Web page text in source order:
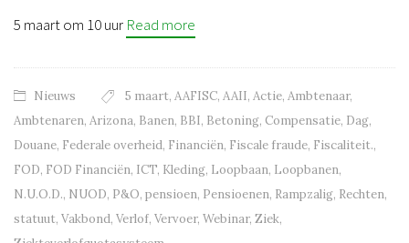
5 maart om 10 uur Read more
Nieuws 5 maart, AAFISC, AAII, Actie, Ambtenaar,
Ambtenaren, Arizona, Banen, BBI, Betoning, Compensatie, Dag,
Douane, Federale overheid, Financiën, Fiscale fraude, Fiscaliteit.,
FOD, FOD Financiën, ICT, Kleding, Loopbaan, Loopbanen,
N.U.O.D., NUOD, P&O, pensioen, Pensioenen, Rampzalig, Rechten,
statuut, Vakbond, Verlof, Vervoer, Webinar, Ziek,